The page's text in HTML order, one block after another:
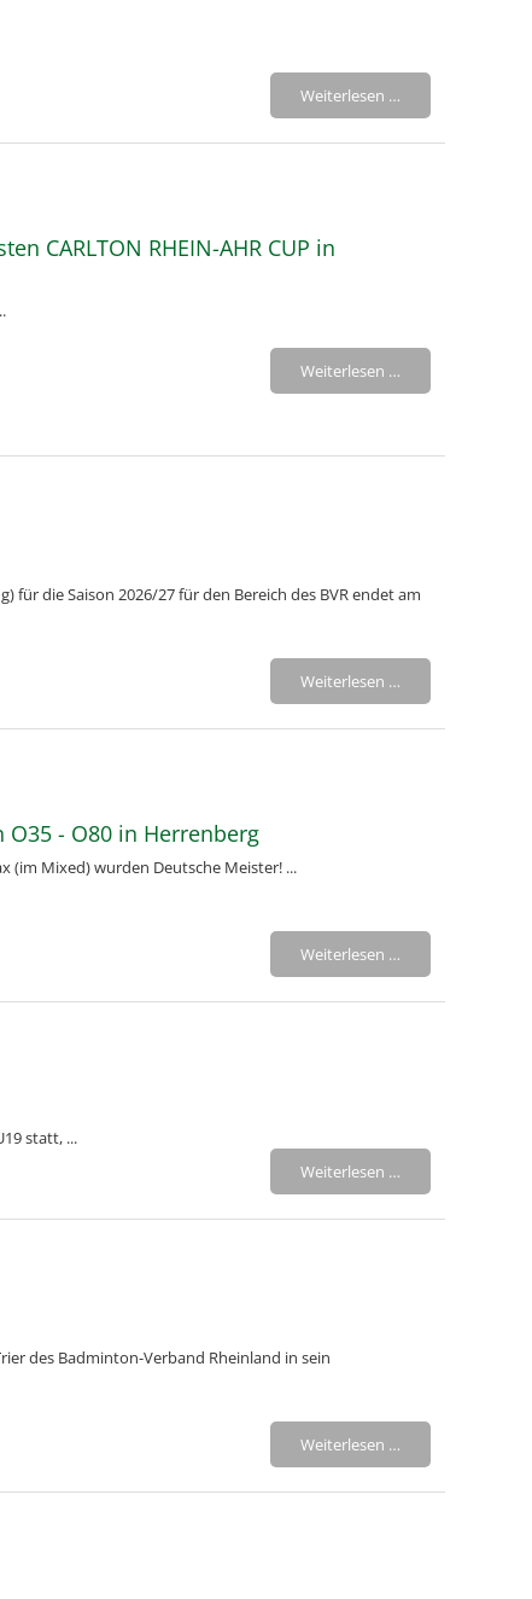
Weiterlesen …
CARLTON RHEIN-AHR CUP in
Weiterlesen …
für die Saison 2026/27 für den Bereich des BVR endet am
Weiterlesen …
- O80 in Herrenberg
Prax (im Mixed) wurden Deutsche Meister! ...
Weiterlesen …
statt, ...
Weiterlesen …
des Badminton-Verband Rheinland in sein
Weiterlesen …